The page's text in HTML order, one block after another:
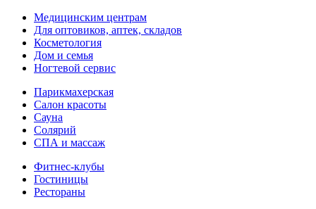
Медицинским центрам
Для оптовиков, аптек, складов
Косметология
Дом и семья
Ногтевой сервис
Парикмахерская
Салон красоты
Сауна
Солярий
СПА и массаж
Фитнес-клубы
Гостиницы
Рестораны